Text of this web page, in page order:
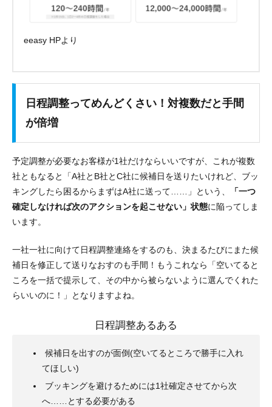
eeasy HPより
日程調整ってめんどくさい！対複数だと手間
が倍増
予定調整が必要なお客様が1社だけならいいですが、これが複数
社ともなると「A社とB社とC社に候補日を送りたいけれど、ブッ
キングしたら困るからまずはA社に送って……」という、
「一つ
確定しなければ次のアクションを起こせない」状態に陥ってしま
います。
一社一社に向けて日程調整連絡をするのも、決まるたびにまた候
補日を修正して送りなおすのも手間！もうこれなら「空いてると
ころを一括で提示して、その中から被らないように選んでくれた
らいいのに！」となりますよね。
日程調整あるある
候補日を出すのが面倒(空いてるところで勝手に入れ
てほしい)
ブッキングを避けるためには1社確定させてから次
へ……とする必要がある